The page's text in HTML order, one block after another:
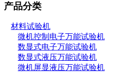
产品分类
材料试验机
微机控制电子万能试验机
数显式电子万能试验机
数显式液压万能试验机
微机屏显液压万能试验机